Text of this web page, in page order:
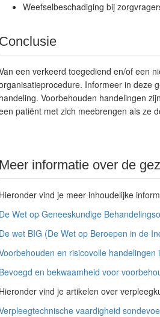
Weefselbeschadiging bij
Conclusie
een verkeerd toegediend en/of een
Informeer in deze
handeling. Voorbehouden handelingen
patiënt met zich meebrengen als ze
Meer informatie over de
Hieronder vind je meer inhoudelijke
De Wet op Geneeskundige
De wet BIG (De Wet op Beroepen in de
en risicovolle
Bevoegd en bekwaamheid voor
Hieronder vind je artikelen over
vaardigheid